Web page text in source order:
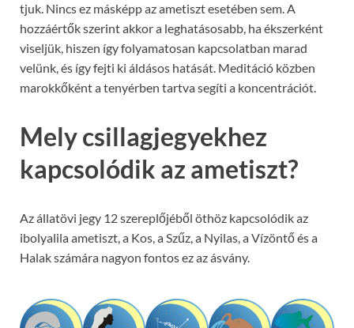
tjuk. Nincs ez másképp az ametiszt esetében sem. A
hozzáértők szerint akkor a leghatásosabb, ha ékszerként
viseljük, hiszen így folyamatosan kapcsolatban marad
velünk, és így fejti ki áldásos hatását. Meditáció közben
marokkőként a tenyérben tartva segíti a koncentrációt.
Mely csillagjegyekhez
kapcsolódik az ametiszt?
Az állatövi jegy 12 szereplőjéből öthöz kapcsolódik az
ibolyalila ametiszt, a Kos, a Szűz, a Nyilas, a Vízöntő és a
Halak számára nagyon fontos ez az ásvány.